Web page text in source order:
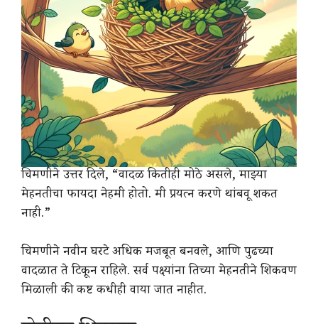
चिमणीने उत्तर दिले, “वादळ कितीही मोठे असले, माझ्या
मेहनतीचा फायदा नेहमी होतो. मी प्रयत्न करणे थांबवू शकत
नाही.”
चिमणीने नवीन घरटे अधिक मजबूत बनवले, आणि पुढच्या
वादळात ते टिकून राहिले. सर्व पक्ष्यांना तिच्या मेहनतीने शिकवण
मिळाली की कष्ट कधीही वाया जात नाहीत.